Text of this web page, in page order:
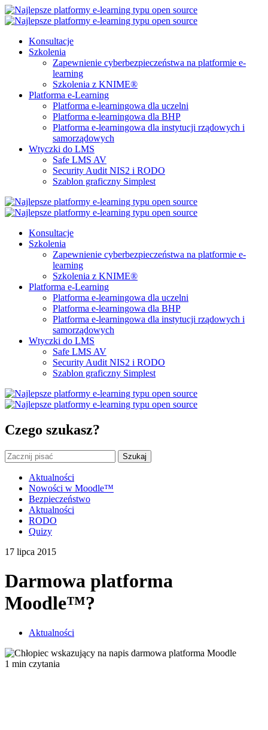
Konsultacje
Szkolenia
Zapewnienie cyberbezpieczeństwa na platformie e-
learning
Szkolenia z KNIME®
Platforma e-Learning
Platforma e-learningowa dla uczelni
Platforma e-learningowa dla BHP
Platforma e-learningowa dla instytucji rządowych i
samorządowych
Wtyczki do LMS
Safe LMS AV
Security Audit NIS2 i RODO
Szablon graficzny Simplest
Konsultacje
Szkolenia
Zapewnienie cyberbezpieczeństwa na platformie e-
learning
Szkolenia z KNIME®
Platforma e-Learning
Platforma e-learningowa dla uczelni
Platforma e-learningowa dla BHP
Platforma e-learningowa dla instytucji rządowych i
samorządowych
Wtyczki do LMS
Safe LMS AV
Security Audit NIS2 i RODO
Szablon graficzny Simplest
Czego szukasz?
Szukaj
Aktualności
Nowości w Moodle™
Bezpieczeństwo
Aktualności
RODO
Quizy
17 lipca 2015
Darmowa platforma
Moodle™?
Aktualności
1 min czytania